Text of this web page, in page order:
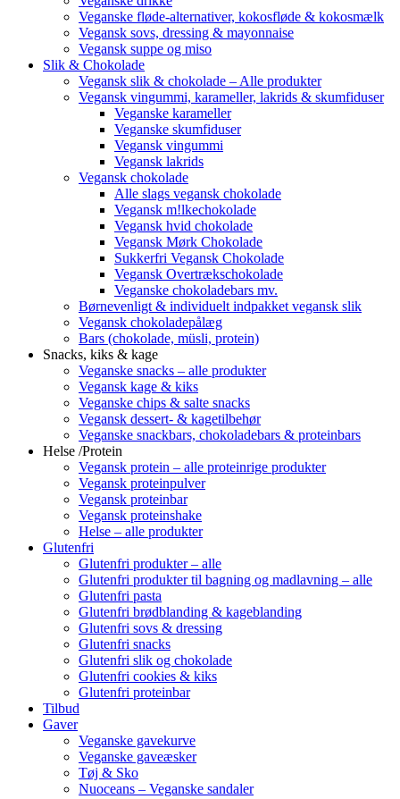
Veganske fløde-alternativer, kokosfløde & kokosmælk
Vegansk sovs, dressing & mayonnaise
Vegansk suppe og miso
Slik & Chokolade
Vegansk slik & chokolade – Alle produkter
Vegansk vingummi, karameller, lakrids & skumfiduser
Veganske karameller
Veganske skumfiduser
Vegansk vingummi
Vegansk lakrids
Vegansk chokolade
Alle slags vegansk chokolade
Vegansk m!lkechokolade
Vegansk hvid chokolade
Vegansk Mørk Chokolade
Sukkerfri Vegansk Chokolade
Vegansk Overtrækschokolade
Veganske chokoladebars mv.
Børnevenligt & individuelt indpakket vegansk slik
Vegansk chokoladepålæg
Bars (chokolade, müsli, protein)
Snacks, kiks & kage
Veganske snacks – alle produkter
Vegansk kage & kiks
Veganske chips & salte snacks
Vegansk dessert- & kagetilbehør
Veganske snackbars, chokoladebars & proteinbars
Helse /Protein
Vegansk protein – alle proteinrige produkter
Vegansk proteinpulver
Vegansk proteinbar
Vegansk proteinshake
Helse – alle produkter
Glutenfri
Glutenfri produkter – alle
Glutenfri produkter til bagning og madlavning – alle
Glutenfri pasta
Glutenfri brødblanding & kageblanding
Glutenfri sovs & dressing
Glutenfri snacks
Glutenfri slik og chokolade
Glutenfri cookies & kiks
Glutenfri proteinbar
Tilbud
Gaver
Veganske gavekurve
Veganske gaveæsker
Tøj & Sko
Nuoceans – Veganske sandaler